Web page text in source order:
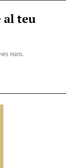
al teu
mans.